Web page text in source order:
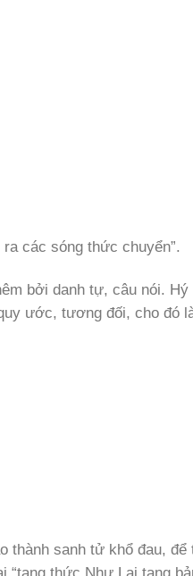
các sóng thức chuyển”.
bởi danh tự, câu nói.
ước, tương đối, cho đó
thành sanh tử khổ đau,